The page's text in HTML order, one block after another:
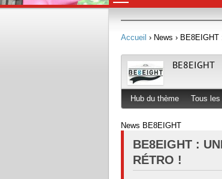
Accueil › News ›
BE8EIGHT
Hub du thème Tous
News BE8EIGHT
BE8EIGHT :
RÉTRO !